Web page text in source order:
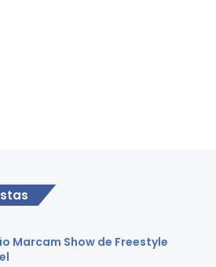
Marcam Show de Freestyle